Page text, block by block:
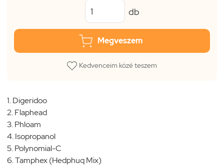
db
Megveszem
Kedvenceim közé teszem
1. Digeridoo
2. Flaphead
3. Phloam
4. Isopropanol
5. Polynomial-C
6. Tamphex (Hedphuq Mix)